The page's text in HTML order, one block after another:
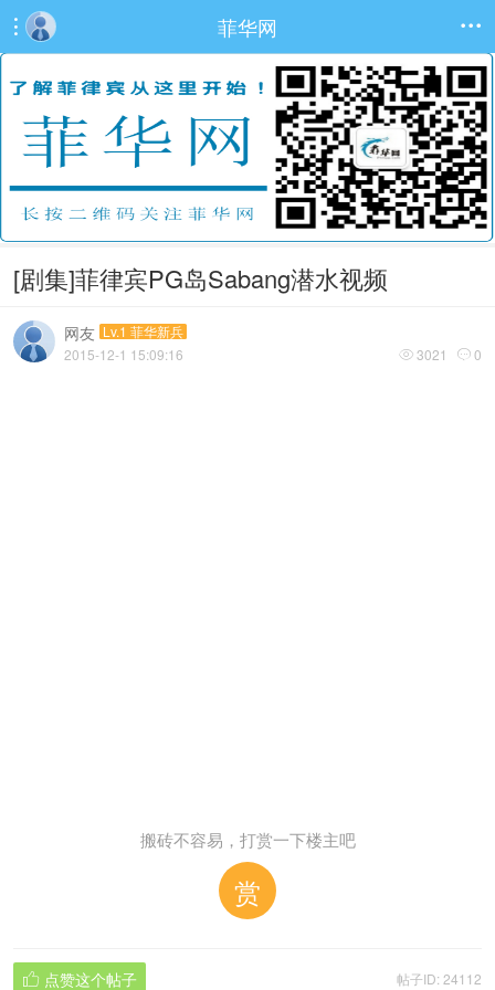
 菲华网 
[剧集]菲律宾PG岛Sabang潜水视频
网友 Lv.1 菲华新兵
 3021  0
2015-12-1 15:09:16
搬砖不容易，打赏一下楼主吧
赏
帖子ID: 24112
 点赞这个帖子